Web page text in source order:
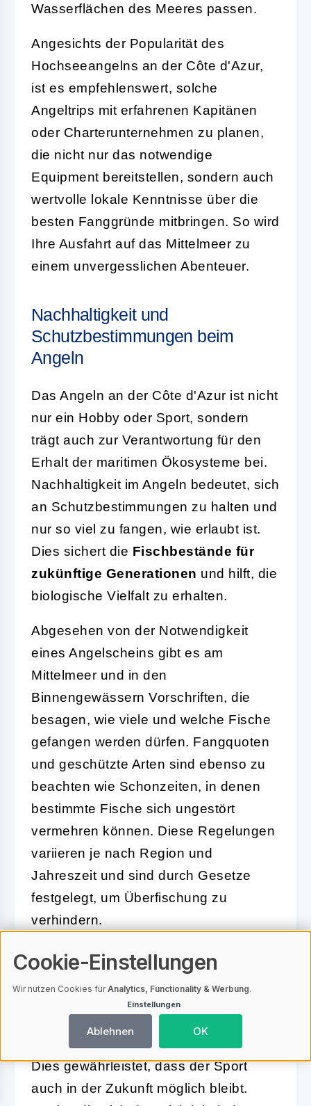
Wasserflächen des Meeres passen.
Angesichts der Popularität des
Hochseeangelns an der Côte d'Azur,
ist es empfehlenswert, solche
Angeltrips mit erfahrenen Kapitänen
oder Charterunternehmen zu planen,
die nicht nur das notwendige
Equipment bereitstellen, sondern auch
wertvolle lokale Kenntnisse über die
besten Fanggründe mitbringen. So wird
Ihre Ausfahrt auf das Mittelmeer zu
einem unvergesslichen Abenteuer.
Nachhaltigkeit und
Schutzbestimmungen beim
Angeln
Das Angeln an der Côte d'Azur ist nicht
nur ein Hobby oder Sport, sondern
trägt auch zur Verantwortung für den
Erhalt der maritimen Ökosysteme bei.
Nachhaltigkeit im Angeln bedeutet, sich
an Schutzbestimmungen zu halten und
nur so viel zu fangen, wie erlaubt ist.
Dies sichert die Fischbestände für
zukünftige Generationen und hilft, die
biologische Vielfalt zu erhalten.
Abgesehen von der Notwendigkeit
eines Angelscheins gibt es am
Mittelmeer und in den
Binnengewässern Vorschriften, die
besagen, wie viele und welche Fische
gefangen werden dürfen. Fangquoten
und geschützte Arten sind ebenso zu
beachten wie Schonzeiten, in denen
bestimmte Fische sich ungestört
vermehren können. Diese Regelungen
variieren je nach Region und
Jahreszeit und sind durch Gesetze
festgelegt, um Überfischung zu
verhindern.
Die Einbeziehung vonCatch-and-
, bei denen Fische
nach dem Fang sorgfältig
zurückgesetzt werden, ist Teil der
Bemühungen um nachhaltiges Angeln.
Dies gewährleistet, dass der Sport
auch in der Zukunft möglich bleibt.
Cookie-Einstellungen
Wir nutzen Cookies fürAnalytics, Functionality & Werbung.
Einstellungen
Ablehnen OK